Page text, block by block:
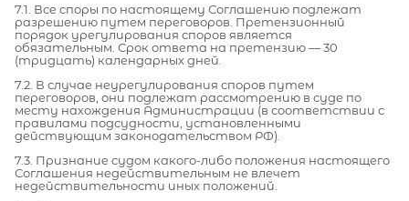
7.1. Все споры по настоящему Соглашению подлежат
разрешению путем переговоров. Претензионный
порядок урегулирования споров является
обязательным. Срок ответа на претензию — 30
(тридцать) календарных дней.
7.2. В случае неурегулирования споров путем
переговоров, они подлежат рассмотрению в суде по
месту нахождения Администрации (в соответствии с
правилами подсудности, установленными
действующим законодательством РФ).
7.3. Признание судом какого-либо положения настоящего
Соглашения недействительным не влечет
недействительности иных положений.